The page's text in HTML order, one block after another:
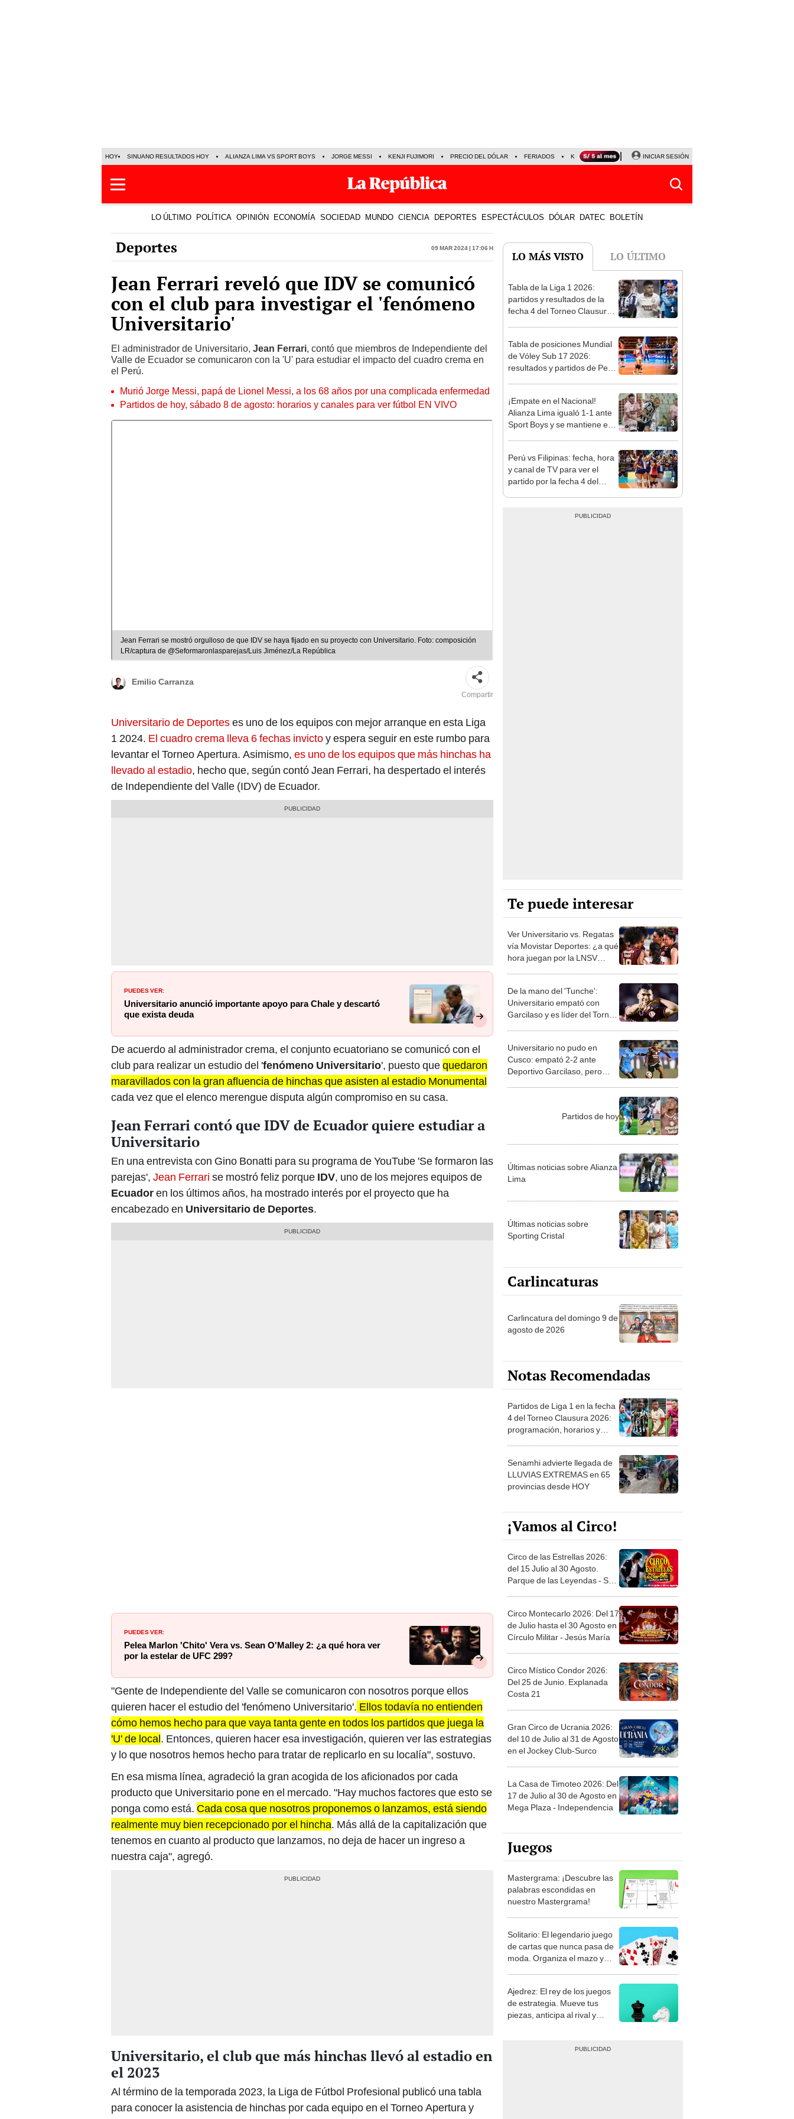
HOY SINUANO RESULTADOS HOY ALIANZA LIMA VS SPORT BOYS JORGE MESSI KENJI FUJIMORI PRECIO DEL DÓLAR FERIADOS KEIKO FUJIMORI NALDY SALDAÑA
INICIAR SESIÓN
LO ÚLTIMO POLÍTICA OPINIÓN ECONOMÍA SOCIEDAD MUNDO CIENCIA DEPORTES ESPECTÁCULOS DÓLAR DATEC BOLETÍN
Deportes 09 Mar 2024 | 17:06 h
Jean Ferrari reveló que IDV se comunicó
con el club para investigar el 'fenómeno
Universitario'
El administrador de Universitario, Jean Ferrari, contó que miembros de Independiente del
Valle de Ecuador se comunicaron con la 'U' para estudiar el impacto del cuadro crema en
el Perú.
Murió Jorge Messi, papá de Lionel Messi, a los 68 años por una complicada enfermedad
Partidos de hoy, sábado 8 de agosto: horarios y canales para ver fútbol EN VIVO
Jean Ferrari se mostró orgulloso de que IDV se haya fijado en su proyecto con Universitario. Foto: composición
LR/captura de @Seformaronlasparejas/Luis Jiménez/La República
Emilio Carranza
Compartir
Universitario de Deporteses uno de los equipos con mejor arranque en esta Liga
1 2024. El cuadro crema lleva 6 fechas invictoy espera seguir en este rumbo para
levantar el Torneo Apertura. Asimismo, es uno de los equipos que más hinchas ha
llevado al estadio, hecho que, según contó Jean Ferrari, ha despertado el interés
de Independiente del Valle (IDV) de Ecuador.
PUEDES VER:
Universitario anunció importante apoyo para Chale y descartó
que exista deuda
De acuerdo al administrador crema, el conjunto ecuatoriano se comunicó con el
club para realizar un estudio del 'fenómeno Universitario', puesto quequedaron
maravillados con la gran afluencia de hinchas que asisten al estadio Monumental
cada vez que el elenco merengue disputa algún compromiso en su casa.
Jean Ferrari contó que IDV de Ecuador quiere estudiar a
Universitario
En una entrevista con Gino Bonatti para su programa de YouTube 'Se formaron las
parejas', Jean Ferrari se mostró feliz porque IDV, uno de los mejores equipos de
Ecuadoren los últimos años, ha mostrado interés por el proyecto que ha
encabezado en Universitario de Deportes.
PUEDES VER:
Pelea Marlon 'Chito' Vera vs. Sean O'Malley 2: ¿a qué hora ver
por la estelar de UFC 299?
"Gente de Independiente del Valle se comunicaron con nosotros porque ellos
quieren hacer el estudio del 'fenómeno Universitario'. Ellos todavía no entienden
cómo hemos hecho para que vaya tanta gente en todos los partidos que juega la
'U' de local. Entonces, quieren hacer esa investigación, quieren ver las estrategias
y lo que nosotros hemos hecho para tratar de replicarlo en su localía", sostuvo.
En esa misma línea, agradeció la gran acogida de los aficionados por cada
producto que Universitario pone en el mercado. "Hay muchos factores que esto se
ponga como está. Cada cosa que nosotros proponemos o lanzamos, está siendo
realmente muy bien recepcionado por el hincha. Más allá de la capitalización que
tenemos en cuanto al producto que lanzamos, no deja de hacer un ingreso a
nuestra caja", agregó.
Universitario, el club que más hinchas llevó al estadio en
el 2023
Al término de la temporada 2023, la Liga de Fútbol Profesional publicó una tabla
para conocer la asistencia de hinchas por cada equipo en el Torneo Apertura y
LO MÁS VISTO LO ÚLTIMO
1
Tabla de la Liga 1 2026:
partidos y resultados de la
fecha 4 del Torneo Clausura y
2
Tabla de posiciones Mundial
de Vóley Sub 17 2026:
resultados y partidos de Perú
3
¡Empate en el Nacional!
Alianza Lima igualó 1-1 ante
Sport Boys y se mantiene en
4
Perú vs Filipinas: fecha, hora
y canal de TV para ver el
partido por la fecha 4 del
Te puede interesar
Ver Universitario vs. Regatas
vía Movistar Deportes: ¿a qué
hora juegan por la LNSV
De la mano del 'Tunche':
Universitario empató con
Garcilaso y es líder del Torneo
Universitario no pudo en
Cusco: empató 2-2 ante
Deportivo Garcilaso, pero
Partidos de hoy
Últimas noticias sobre Alianza
Lima
Últimas noticias sobre
Sporting Cristal
Carlincaturas
Carlincatura del domingo 9 de
agosto de 2026
Notas Recomendadas
Partidos de Liga 1 en la fecha
4 del Torneo Clausura 2026:
programación, horarios y
Senamhi advierte llegada de
LLUVIAS EXTREMAS en 65
provincias desde HOY
¡Vamos al Circo!
Circo de las Estrellas 2026:
del 15 Julio al 30 Agosto.
Parque de las Leyendas - San
Circo Montecarlo 2026: Del 17
de Julio hasta el 30 Agosto en
Círculo Militar - Jesús María
Circo Místico Condor 2026:
Del 25 de Junio. Explanada
Costa 21
Gran Circo de Ucrania 2026:
del 10 de Julio al 31 de Agosto
en el Jockey Club-Surco
La Casa de Timoteo 2026: Del
17 de Julio al 30 de Agosto en
Mega Plaza - Independencia
Juegos
Mastergrama: ¡Descubre las
palabras escondidas en
nuestro Mastergrama!
Solitario: El legendario juego
de cartas que nunca pasa de
moda. Organiza el mazo y
Ajedrez: El rey de los juegos
de estrategia. Mueve tus
piezas, anticipa al rival y